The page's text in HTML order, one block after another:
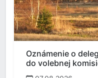
Oznámenie o
do volebnej